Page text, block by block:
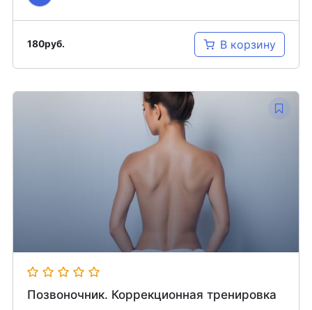
180руб. В корзину
Позвоночник. Коррекционная тренировка